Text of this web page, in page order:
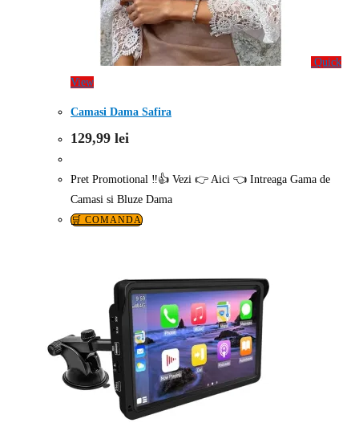
Quick
View
Camasi Dama Safira
129,99 lei
Pret Promotional ‼️👍 Vezi 👉 Aici 👈 Intreaga Gama de
Camasi si Bluze Dama
🛒 COMANDA